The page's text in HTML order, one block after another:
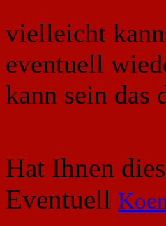
vielleicht
eventuell
kann sein das
Hat Ihnen
Eventuell